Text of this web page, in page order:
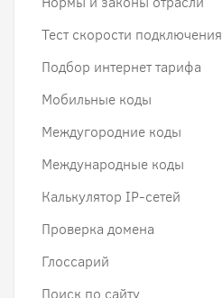
Тест скорости подключения
Подбор интернет тарифа
Мобильные коды
Междугородние коды
Международные коды
Калькулятор IP-сетей
Проверка домена
Глоссарий
Поиск по сайту